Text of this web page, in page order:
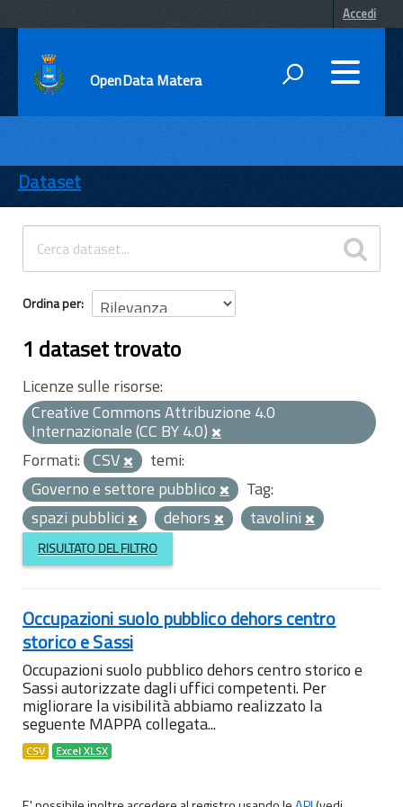
Accedi
OpenData Matera
ENTI
TEMI
INFORMAZIONI
Dataset
Ordina per
1 dataset trovato
Licenze sulle risorse:
Creative Commons Attribuzione 4.0
Internazionale (CC BY 4.0)
Formati: CSV
temi:
Governo e settore pubblico
Tag:
spazi pubblici
dehors tavolini
RISULTATO DEL FILTRO
Occupazioni suolo pubblico dehors centro
storico e Sassi
Occupazioni suolo pubblico dehors centro storico e
Sassi autorizzate dagli uffici competenti. Per
migliorare la visibilità abbiamo realizzato la
seguente MAPPA collegata...
CSV Excel XLSX